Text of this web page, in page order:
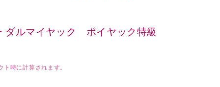
ダルマイヤック ポイヤック特級
ト時に計算されます。